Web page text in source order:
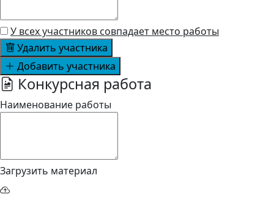
У всех участников совпадает место работы
Удалить участника
Добавить участника
Конкурсная работа
Наименование работы
Загрузить материал